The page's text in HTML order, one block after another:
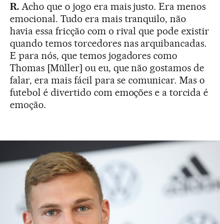
R.Acho que o jogo era mais justo. Era menos
emocional. Tudo era mais tranquilo, não
havia essa fricção com o rival que pode existir
quando temos torcedores nas arquibancadas.
E para nós, que temos jogadores como
Thomas [Müller] ou eu, que não gostamos de
falar, era mais fácil para se comunicar. Mas o
futebol é divertido com emoções e a torcida é
emoção.